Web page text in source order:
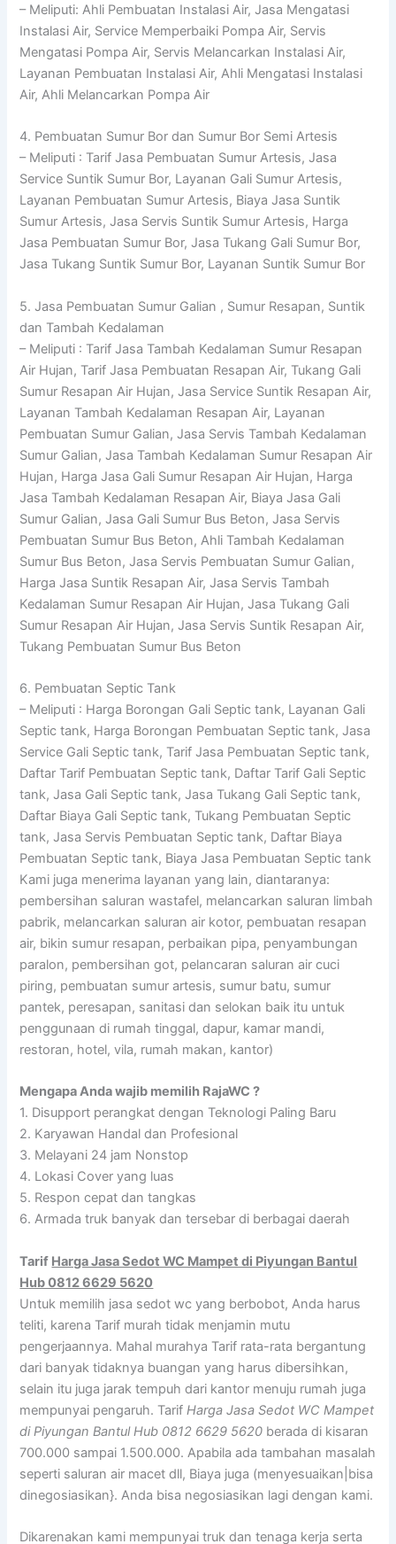
– Meliputi: Ahli Pembuatan Instalasi Air, Jasa Mengatasi
Instalasi Air, Service Memperbaiki Pompa Air, Servis
Mengatasi Pompa Air, Servis Melancarkan Instalasi Air,
Layanan Pembuatan Instalasi Air, Ahli Mengatasi Instalasi
Air, Ahli Melancarkan Pompa Air
4. Pembuatan Sumur Bor dan Sumur Bor Semi Artesis
– Meliputi : Tarif Jasa Pembuatan Sumur Artesis, Jasa
Service Suntik Sumur Bor, Layanan Gali Sumur Artesis,
Layanan Pembuatan Sumur Artesis, Biaya Jasa Suntik
Sumur Artesis, Jasa Servis Suntik Sumur Artesis, Harga
Jasa Pembuatan Sumur Bor, Jasa Tukang Gali Sumur Bor,
Jasa Tukang Suntik Sumur Bor, Layanan Suntik Sumur Bor
5. Jasa Pembuatan Sumur Galian , Sumur Resapan, Suntik
dan Tambah Kedalaman
– Meliputi : Tarif Jasa Tambah Kedalaman Sumur Resapan
Air Hujan, Tarif Jasa Pembuatan Resapan Air, Tukang Gali
Sumur Resapan Air Hujan, Jasa Service Suntik Resapan Air,
Layanan Tambah Kedalaman Resapan Air, Layanan
Pembuatan Sumur Galian, Jasa Servis Tambah Kedalaman
Sumur Galian, Jasa Tambah Kedalaman Sumur Resapan Air
Hujan, Harga Jasa Gali Sumur Resapan Air Hujan, Harga
Jasa Tambah Kedalaman Resapan Air, Biaya Jasa Gali
Sumur Galian, Jasa Gali Sumur Bus Beton, Jasa Servis
Pembuatan Sumur Bus Beton, Ahli Tambah Kedalaman
Sumur Bus Beton, Jasa Servis Pembuatan Sumur Galian,
Harga Jasa Suntik Resapan Air, Jasa Servis Tambah
Kedalaman Sumur Resapan Air Hujan, Jasa Tukang Gali
Sumur Resapan Air Hujan, Jasa Servis Suntik Resapan Air,
Tukang Pembuatan Sumur Bus Beton
6. Pembuatan Septic Tank
– Meliputi : Harga Borongan Gali Septic tank, Layanan Gali
Septic tank, Harga Borongan Pembuatan Septic tank, Jasa
Service Gali Septic tank, Tarif Jasa Pembuatan Septic tank,
Daftar Tarif Pembuatan Septic tank, Daftar Tarif Gali Septic
tank, Jasa Gali Septic tank, Jasa Tukang Gali Septic tank,
Daftar Biaya Gali Septic tank, Tukang Pembuatan Septic
tank, Jasa Servis Pembuatan Septic tank, Daftar Biaya
Pembuatan Septic tank, Biaya Jasa Pembuatan Septic tank
Kami juga menerima layanan yang lain, diantaranya:
pembersihan saluran wastafel, melancarkan saluran limbah
pabrik, melancarkan saluran air kotor, pembuatan resapan
air, bikin sumur resapan, perbaikan pipa, penyambungan
paralon, pembersihan got, pelancaran saluran air cuci
piring, pembuatan sumur artesis, sumur batu, sumur
pantek, peresapan, sanitasi dan selokan baik itu untuk
penggunaan di rumah tinggal, dapur, kamar mandi,
restoran, hotel, vila, rumah makan, kantor)
Mengapa Anda wajib memilih RajaWC ?
1. Disupport perangkat dengan Teknologi Paling Baru
2. Karyawan Handal dan Profesional
3. Melayani 24 jam Nonstop
4. Lokasi Cover yang luas
5. Respon cepat dan tangkas
6. Armada truk banyak dan tersebar di berbagai daerah
Tarif Harga Jasa Sedot WC Mampet di Piyungan Bantul
Hub 0812 6629 5620
Untuk memilih jasa sedot wc yang berbobot, Anda harus
teliti, karena Tarif murah tidak menjamin mutu
pengerjaannya. Mahal murahya Tarif rata-rata bergantung
dari banyak tidaknya buangan yang harus dibersihkan,
selain itu juga jarak tempuh dari kantor menuju rumah juga
mempunyai pengaruh. TarifHarga Jasa Sedot WC Mampet
di Piyungan Bantul Hub 0812 6629 5620 berada di kisaran
700.000 sampai 1.500.000. Apabila ada tambahan masalah
seperti saluran air macet dll, Biaya juga (menyesuaikan|bisa
dinegosiasikan}. Anda bisa negosiasikan lagi dengan kami.
Dikarenakan kami mempunyai truk dan tenaga kerja serta